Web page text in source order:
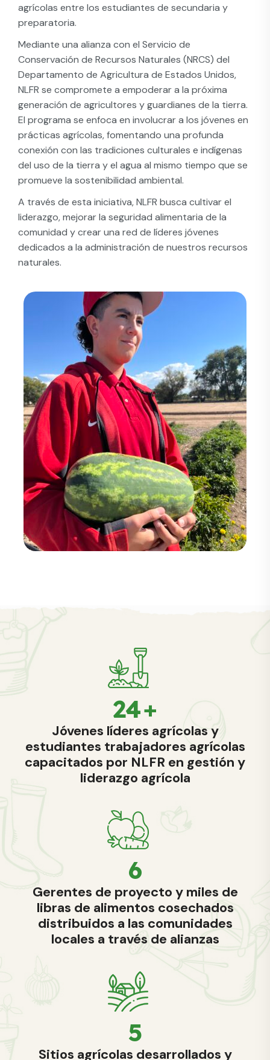
agrícolas entre los estudiantes de secundaria y
preparatoria.
Mediante una alianza con el Servicio de
Conservación de Recursos Naturales (NRCS) del
Departamento de Agricultura de Estados Unidos,
NLFR se compromete a empoderar a la próxima
generación de agricultores y guardianes de la tierra.
El programa se enfoca en involucrar a los jóvenes en
prácticas agrícolas, fomentando una profunda
conexión con las tradiciones culturales e indígenas
del uso de la tierra y el agua al mismo tiempo que se
promueve la sostenibilidad ambiental.
A través de esta iniciativa, NLFR busca cultivar el
liderazgo, mejorar la seguridad alimentaria de la
comunidad y crear una red de líderes jóvenes
dedicados a la administración de nuestros recursos
naturales.
31+
Jóvenes líderes agrícolas y
estudiantes trabajadores agrícolas
capacitados por NLFR en gestión y
liderazgo agrícola
8
Gerentes de proyecto y miles de
libras de alimentos cosechados
distribuidos a las comunidades
locales a través de alianzas
6
Sitios agrícolas desarrollados y